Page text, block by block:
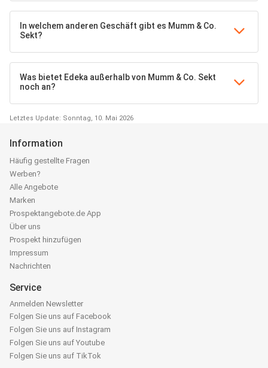
In welchem anderen Geschäft gibt es Mumm & Co.
Sekt?
Was bietet Edeka außerhalb von Mumm & Co. Sekt
noch an?
Letztes Update: Sonntag, 10. Mai 2026
Information
Häufig gestellte Fragen
Werben?
Alle Angebote
Marken
Prospektangebote.de App
Über uns
Prospekt hinzufügen
Impressum
Nachrichten
Service
Anmelden Newsletter
Folgen Sie uns auf Facebook
Folgen Sie uns auf Instagram
Folgen Sie uns auf Youtube
Folgen Sie uns auf TikTok